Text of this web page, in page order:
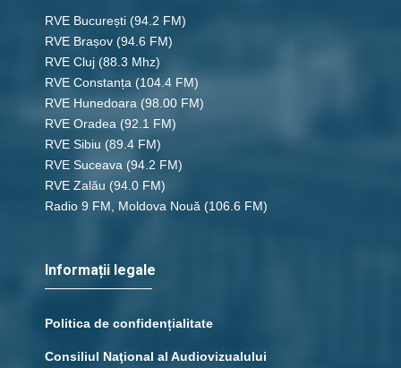
RVE București (94.2 FM)
RVE Brașov (94.6 FM)
RVE Cluj (88.3 Mhz)
RVE Constanța (104.4 FM)
RVE Hunedoara (98.00 FM)
RVE Oradea (92.1 FM)
RVE Sibiu (89.4 FM)
RVE Suceava (94.2 FM)
RVE Zalău (94.0 FM)
Radio 9 FM, Moldova Nouă (106.6 FM)
Informații legale
Politica de confidențialitate
Consiliul Naţional al Audiovizualului